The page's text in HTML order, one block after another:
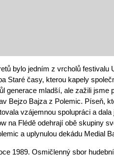
bylo jedním z vrcholů festivalu
Staré časy, kterou kapely
generace mladší, ale zažili jsme
Bejzo Bajza z Polemic. Píseň,
vzájemnou spolupráci a dala
na Flédě odehrají obě skupiny
a uplynulou dekádu Medial
1989. Osmičlenný sbor